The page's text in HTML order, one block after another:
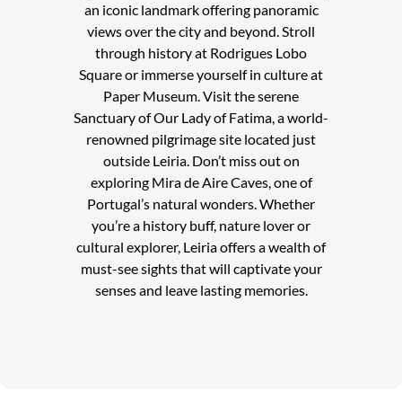
an iconic landmark offering panoramic
views over the city and beyond. Stroll
through history at Rodrigues Lobo
Square or immerse yourself in culture at
Paper Museum. Visit the serene
Sanctuary of Our Lady of Fatima, a world-
renowned pilgrimage site located just
outside Leiria. Don’t miss out on
exploring Mira de Aire Caves, one of
Portugal’s natural wonders. Whether
you’re a history buff, nature lover or
cultural explorer, Leiria offers a wealth of
must-see sights that will captivate your
senses and leave lasting memories.